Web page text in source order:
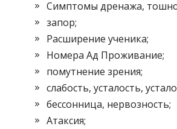
Симптомы дренажа,
запор;
Расширение ученика;
Номера Ад Проживание;
помутнение зрения;
слабость, усталость,
бессонница, нервозность;
Атаксия;